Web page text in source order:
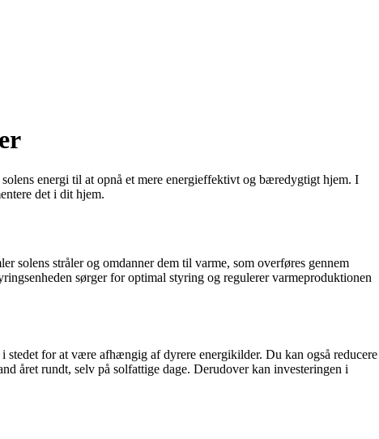
energi til at opnå et mere energieffektivt og bæredygtigt hjem. I
det i dit hjem.
solens stråler og omdanner dem til varme, som overføres gennem
sørger for optimal styring og regulerer varmeproduktionen
for at være afhængig af dyrere energikilder. Du kan også reducere
året rundt, selv på solfattige dage. Derudover kan investeringen i